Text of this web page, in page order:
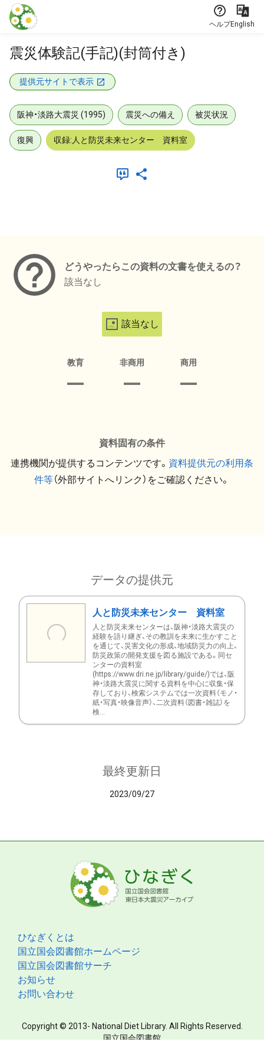
本文に飛ぶ
ヘルプEnglish
震災体験記(手記)(封筒付き)
提供元サイトで表示
阪神・淡路大震災 (1995) 震災への備え 被災状況
復興 収録:人と防災未来センター 資料室
どうやったらこの資料の文書を使えるの？
該当なし
該当なし
教育 非商用 商用
資料固有の条件
連携機関が提供するコンテンツです。 資料提供元の利用条
件等（外部サイトへリンク）をご確認ください。
データの提供元
人と防災未来センター 資料室
人と防災未来センターは、阪神・淡路大震災の
経験を語り継ぎ、その教訓を未来に生かすこと
を通じて、災害文化の形成、地域防災力の向上、
防災政策の開発支援を図る施設である。同セ
ンターの資料室
(https://www.dri.ne.jp/library/guide/)では、阪
神・淡路大震災に関する資料を中心に収集・保
存しており、検索システムでは一次資料（モノ・
紙・写真・映像音声）、二次資料（図書・雑誌）を
検...
最終更新日
2023/09/27
ひなぎくとは
国立国会図書館ホームページ
国立国会図書館サーチ
お知らせ
お問い合わせ
Copyright © 2013- National Diet Library. All Rights Reserved.